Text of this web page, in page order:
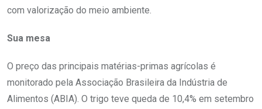
com valorização do meio ambiente.
Sua mesa
O preço das principais matérias-primas agrícolas é
monitorado pela Associação Brasileira da Indústria de
Alimentos (ABIA). O trigo teve queda de 10,4% em setembro